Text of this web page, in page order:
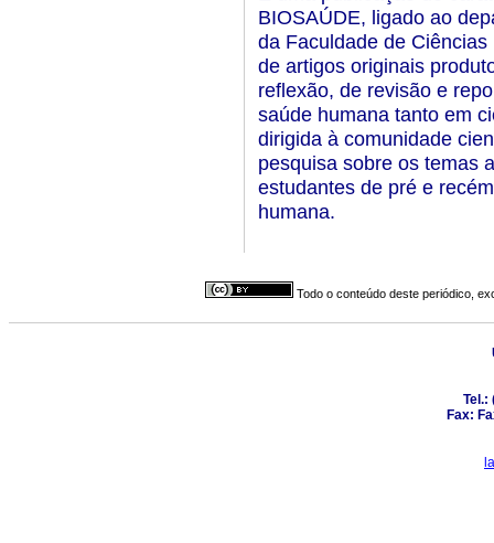
BIOSAÚDE, ligado ao
da Faculdade de
de artigos originais
reflexão, de revisão e
saúde humana tanto em
dirigida à comunidade
pesquisa sobre os temas
estudantes de pré e
humana.
Todo o conteúdo deste periódico,
Tel.:
Fax: